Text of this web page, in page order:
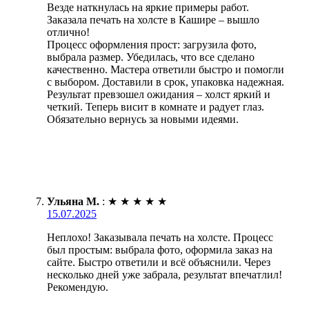
Везде наткнулась на яркие примеры работ.
Заказала печать на холсте в Кашире – вышло
отлично!
Процесс оформления прост: загрузила фото,
выбрала размер. Убедилась, что все сделано
качественно. Мастера ответили быстро и помогли
с выбором. Доставили в срок, упаковка надежная.
Результат превзошел ожидания – холст яркий и
четкий. Теперь висит в комнате и радует глаз.
Обязательно вернусь за новыми идеями.
Ульяна М. : ★ ★ ★ ★ ★
15.07.2025
Неплохо! Заказывала печать на холсте. Процесс
был простым: выбрала фото, оформила заказ на
сайте. Быстро ответили и всё объяснили. Через
несколько дней уже забрала, результат впечатлил!
Рекомендую.